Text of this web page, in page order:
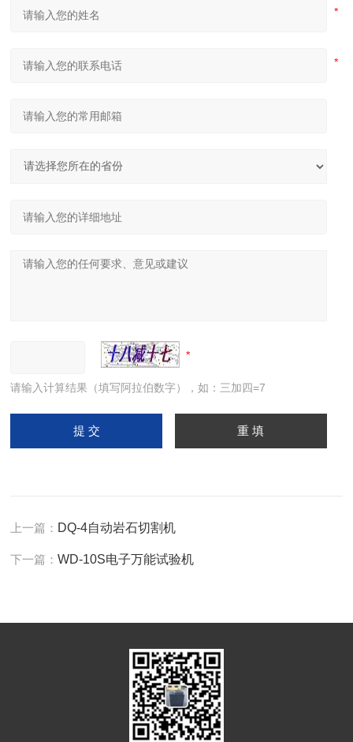
请输入计算结果（填写阿拉伯数字），如：三加四=7
上一篇： DQ-4自动岩石切割机
下一篇：WD-10S电子万能试验机